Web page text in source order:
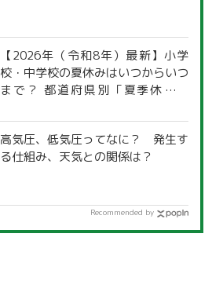
【2026年（令和8年）最新】小学
校・中学校の夏休みはいつからいつ
まで？ 都道府県別「夏季休暇一
高気圧、低気圧ってなに？ 発生す
る仕組み、天気との関係は？
Recommended by